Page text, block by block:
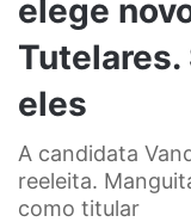
elege
Tutelares.
eles
A candidata
reeleita.
como titular